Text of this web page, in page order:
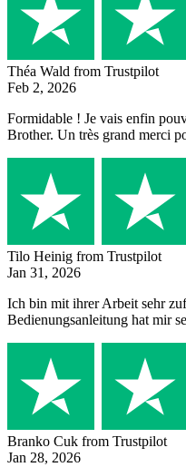
Théa Wald from Trustpilot
Feb 2, 2026
Formidable ! Je vais enfin
Brother. Un très grand merci
Tilo Heinig from Trustpilot
Jan 31, 2026
Ich bin mit ihrer Arbeit sehr
Bedienungsanleitung hat mir
Branko Cuk from Trustpilot
Jan 28, 2026